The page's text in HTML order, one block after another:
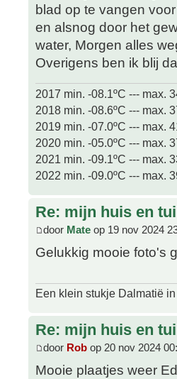
blad op te vangen
en alsnog door het
water, Morgen alles
Overigens ben ik blij
2017 min. -08.1ºC --- max.
2018 min. -08.6ºC --- max.
2019 min. -07.0ºC --- max.
2020 min. -05.0ºC --- max.
2021 min. -09.1ºC --- max.
2022 min. -09.0ºC --- max.
Re: mijn huis en
door Mate op 19 nov 2024
Gelukkig mooie foto's
Een klein stukje Dalmatië
Re: mijn huis en
door Rob op 20 nov 2024
Mooie plaatjes weer